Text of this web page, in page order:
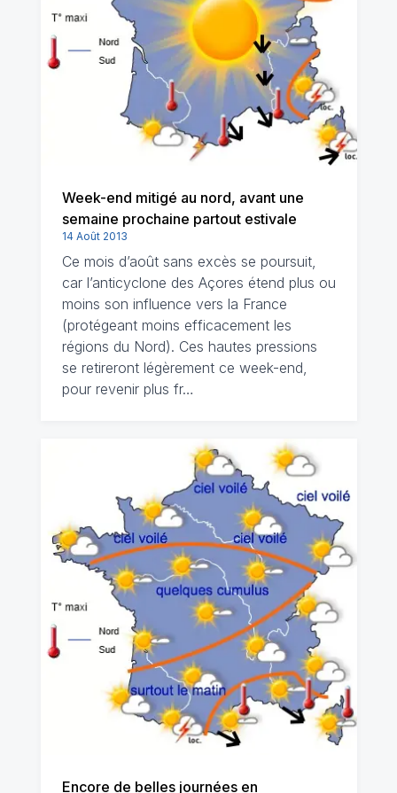
Week-end mitigé au nord, avant une
semaine prochaine partout estivale
14 Août 2013
Ce mois d’août sans excès se poursuit,
car l’anticyclone des Açores étend plus ou
moins son influence vers la France
(protégeant moins efficacement les
régions du Nord). Ces hautes pressions
se retireront légèrement ce week-end,
pour revenir plus fr…
Encore de belles journées en